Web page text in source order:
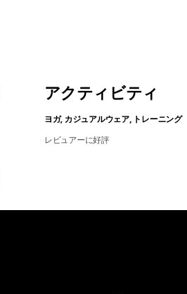
アクティビティ
ヨガ, カジュアルウェア, トレーニング
レビュアーに好評